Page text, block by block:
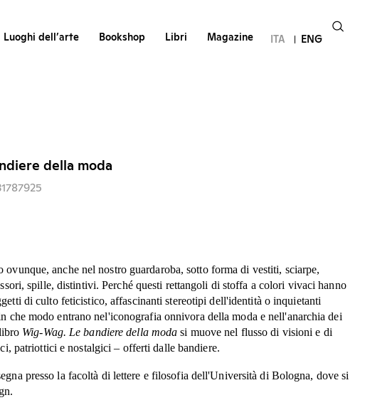
Luoghi dell’arte Bookshop Libri Magazine ITA ENG
della moda
ovunque, anche nel nostro guardaroba, sotto forma di vestiti, sciarpe,
spille, distintivi. Perché questi rettangoli di stoffa a colori vivaci hanno
di culto feticistico, affascinanti stereotipi dell'identità o inquietanti
che modo entrano nel'iconografia onnivora della moda e nell'anarchia dei
Wig-Wag. Le bandiere della modasi muove nel flusso di visioni e di
patriottici e nostalgici – offerti dalle bandiere.
presso la facoltà di lettere e filosofia dell'Università di Bologna, dove si